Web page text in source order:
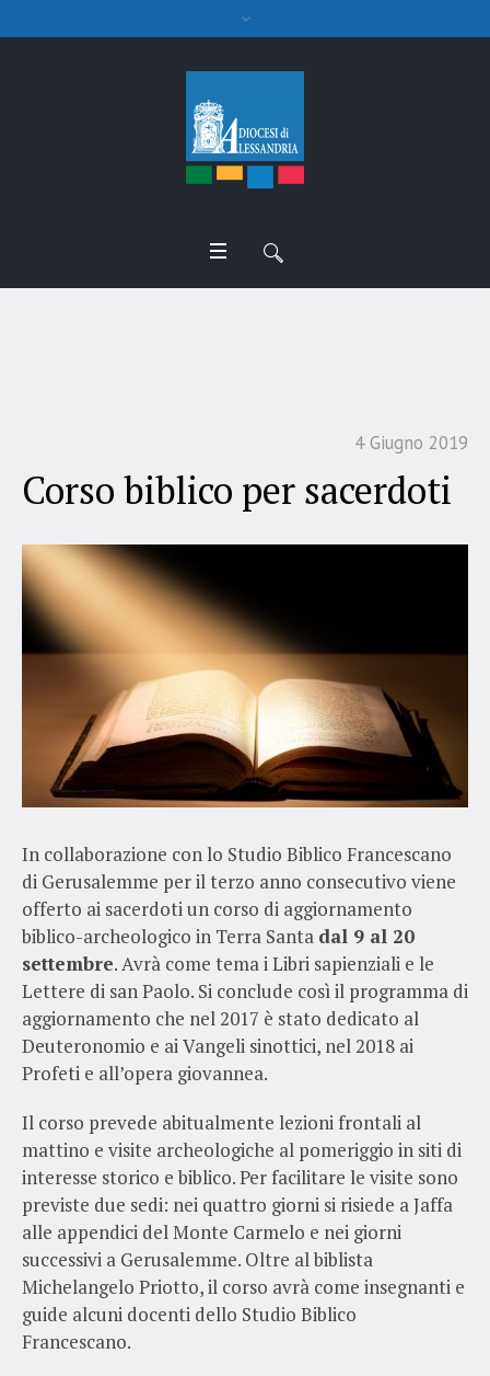
4 Giugno 2019
Corso biblico per sacerdoti
In collaborazione con lo Studio Biblico Francescano
di Gerusalemme per il terzo anno consecutivo viene
offerto ai sacerdoti un corso di aggiornamento
biblico-archeologico in Terra Santa dal 9 al 20
settembre. Avrà come tema i Libri sapienziali e le
Lettere di san Paolo. Si conclude così il programma di
aggiornamento che nel 2017 è stato dedicato al
Deuteronomio e ai Vangeli sinottici, nel 2018 ai
Profeti e all’opera giovannea.
Il corso prevede abitualmente lezioni frontali al
mattino e visite archeologiche al pomeriggio in siti di
interesse storico e biblico. Per facilitare le visite sono
previste due sedi: nei quattro giorni si risiede a Jaffa
alle appendici del Monte Carmelo e nei giorni
successivi a Gerusalemme. Oltre al biblista
Michelangelo Priotto, il corso avrà come insegnanti e
guide alcuni docenti dello Studio Biblico
Francescano.